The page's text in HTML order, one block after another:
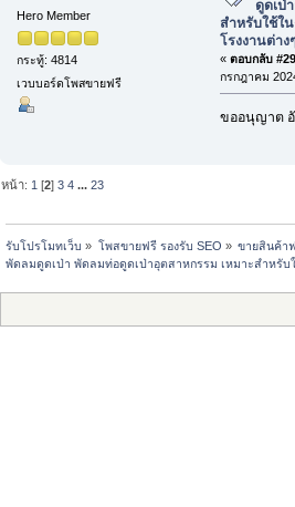
Hero Member
กระทู้: 4814
เวบบอร์ดโพสขายฟรี
ดูดเป่
สำหรับใช้ใ
โรงงานต่าง
« ตอบกลับ
กรกฎาคม
ขออนุญาต
หน้า: 1 [2]3 4 ...23
รับโปรโมทเว็บ » โพสขายฟรี รองรับ SEO » ขายสินค้า
พัดลมดูดเป่า พัดลมท่อดูดเป่าอุตสาหกรรม เหมาะสำหรับ